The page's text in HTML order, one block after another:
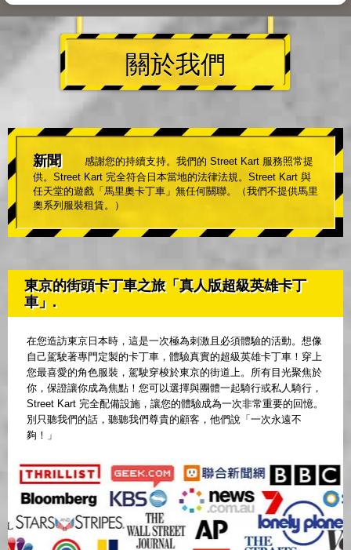
關於我們
新聞
感謝您的持續支持。我們的 Street Kart 服務照常提
供。Street Kart 完全符合日本當地的法律法規。Street Kart 與
任天堂的遊戲「馬里奧卡丁車」無任何關聯。（我們不提供馬里
奧系列服裝租賃。）
東京的街頭卡丁車之旅「真人版超級英雄卡丁
車」.
在您造訪東京日本時，這是一次極為刺激且必須體驗的活動。想像
自己駕駛著專門定製的卡丁車，體驗真實的超級英雄卡丁車！穿上
您最喜愛的角色服裝，駕駛穿梭於東京的街道上。所有目光聚焦於
你，保證讓你成為焦點！您可以選擇與團體一起騎行或私人騎行，
Street Kart 完全配備設施，讓您的體驗成為一次非常重要的回憶。
別只聽我們的話，聽聽我們尊貴的顧客，他們說「一次永遠不
夠！」